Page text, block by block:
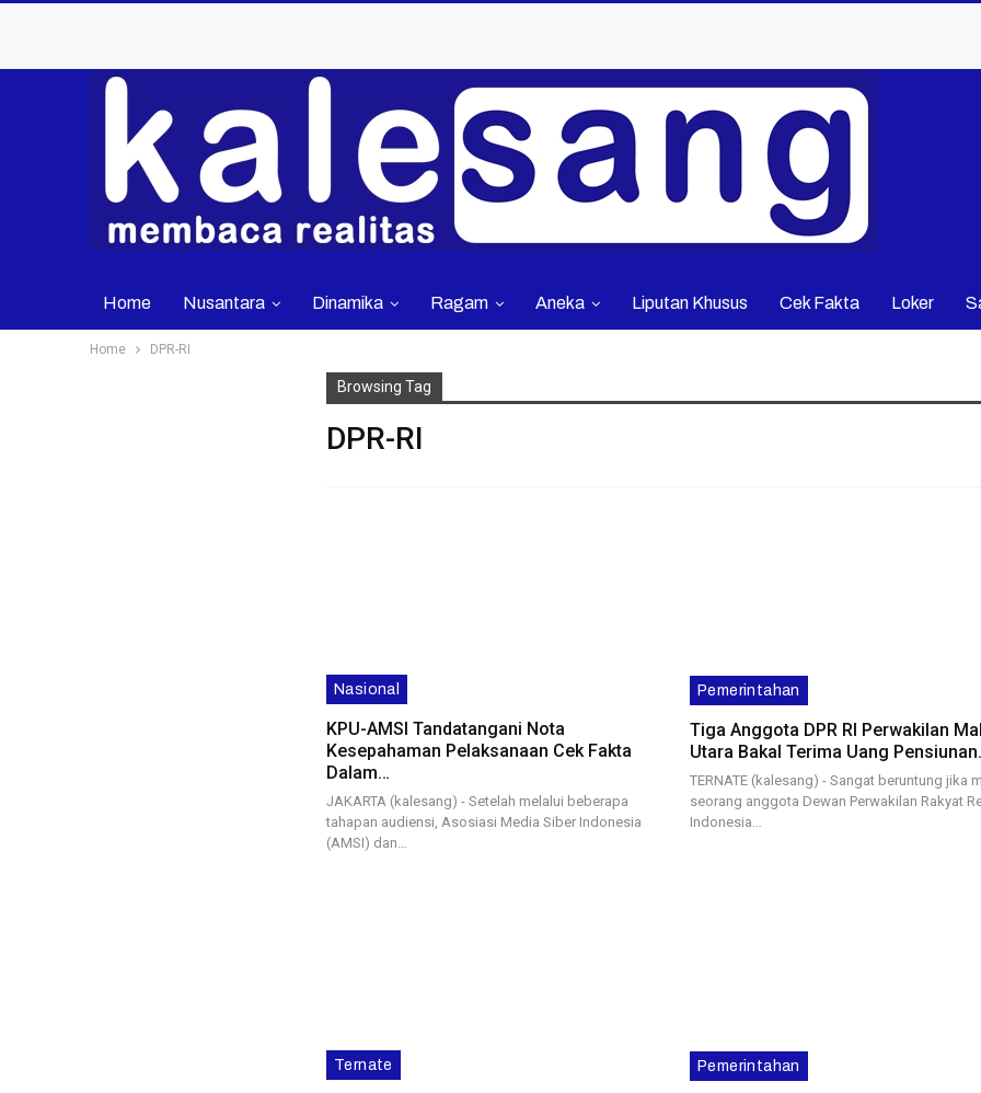
Home Nusantara Dinamika Ragam Aneka Liputan Khusus Cek Fakta Loker
Home DPR-RI
Browsing Tag
DPR-RI
Nasional
KPU-AMSI Tandatangani Nota
Kesepahaman Pelaksanaan Cek Fakta
Dalam…
JAKARTA (kalesang) - Setelah melalui beberapa
tahapan audiensi, Asosiasi Media Siber Indonesia
(AMSI) dan…
Pemerintahan
Tiga Anggota DPR RI Perwakilan
Utara Bakal Terima Uang
TERNATE (kalesang) - Sangat beruntung jika
seorang anggota Dewan Perwakilan Rakyat
Indonesia…
Ternate Pemerintahan